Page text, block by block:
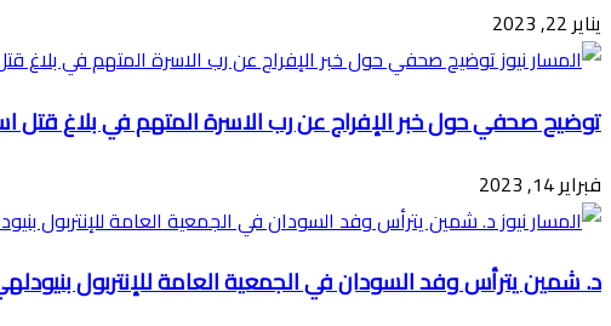
يناير 22, 2023
توضيح صحفي حول خبر الإفراج عن رب الاسرة المتهم في بلاغ قتل
فبراير 14, 2023
د. شمين يترأس وفد السودان في الجمعية العامة للإنتربول